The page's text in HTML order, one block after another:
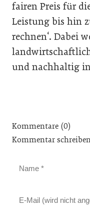
fairen Preis für
Leistung bis hin
rechnen‘. Dabei
und nachhaltig
Kommentare (0)
Kommentar